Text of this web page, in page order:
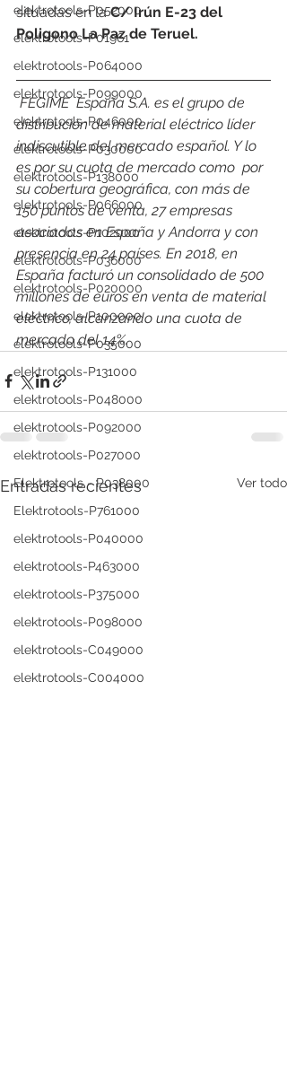
elektrotools-P052000
elektrotools-P01961
elektrotools-P064000
elektrotools-P099000
elektrotools-P046000
elektrotools-P030000
elektrotools-P138000
elektrotools-P066000
elektrotools-P102000
elektrotools-P036000
elektrotools-P020000
elektrotools-P100000
elektrotools-P035000
elektrotools-P131000
elektrotools-P048000
elektrotools-P092000
elektrotools-P027000
Elektrotools - P038000
Elektrotools-P761000
elektrotools-P040000
elektrotools-P463000
elektrotools-P375000
elektrotools-P098000
elektrotools-C049000
elektrotools-C004000
situadas en la C/ Irún E-23 del
Poligono La Paz de Teruel.
FEGIME  España S.A. es el grupo de
distribución de material eléctrico líder
indiscutible del mercado español. Y lo
es por su cuota de mercado como  por
su cobertura geográfica, con más de
150 puntos de venta, 27 empresas
asociadas en España y Andorra y con
presencia en 24 países. En 2018, en
España facturó un consolidado de 500
millones de euros en venta de material
eléctrico, alcanzando una cuota de
mercado del 14%.
Entradas recientes Ver todo